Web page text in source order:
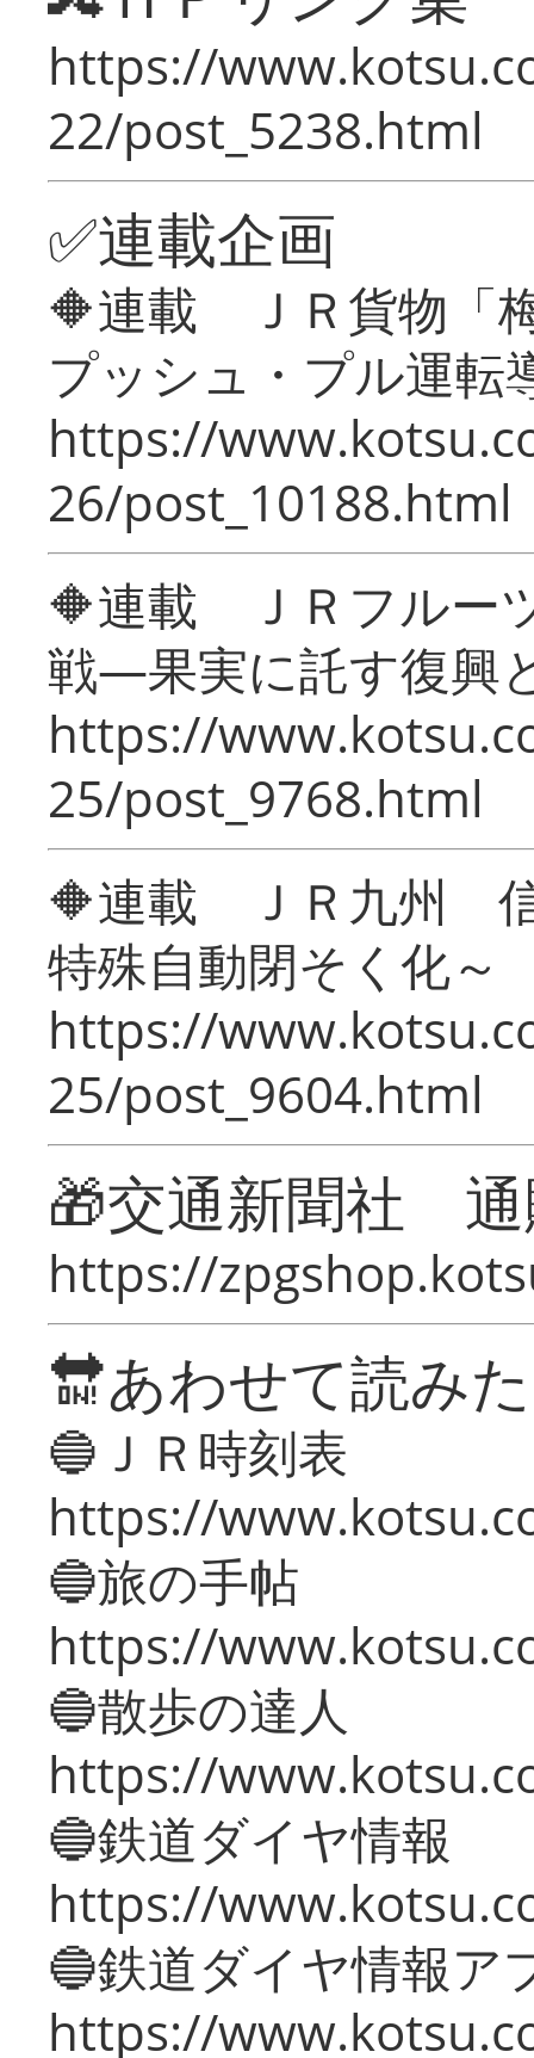
https://
22/post_5238.html
✅連載企画
🔶連載 ＪＲ貨物「
プッシュ・プル運転
https://
26/post_10188.html
🔶連載 ＪＲフルー
戦―果実に託す復興
https://
25/post_9768.html
🔶連載 ＪＲ九州 信
特殊自動閉そく化～
https://
25/post_9604.html
🎁交通新聞社
https://
🔛あわせて読み
🔵ＪＲ時刻表
https://
🔵旅の手帖
https://
🔵散歩の達人
https://
🔵鉄道ダイヤ情報
https://
🔵鉄道ダイヤ情報ア
https://